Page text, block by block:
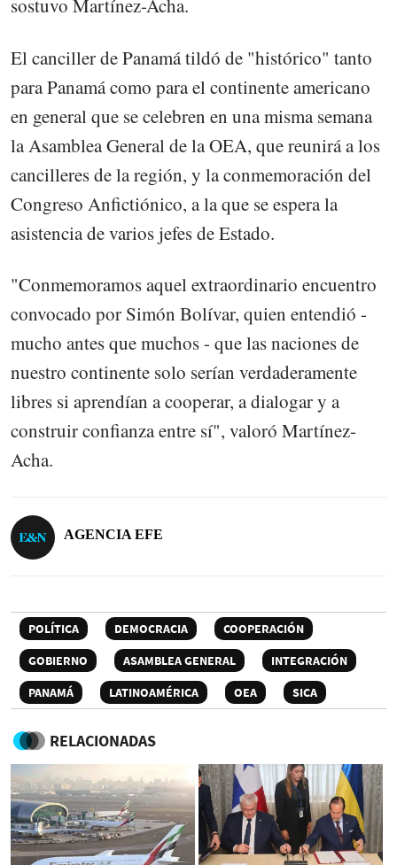
sostuvo Martínez-Acha.
El canciller de Panamá tildó de "histórico" tanto
para Panamá como para el continente americano
en general que se celebren en una misma semana
la Asamblea General de la OEA, que reunirá a los
cancilleres de la región, y la conmemoración del
Congreso Anfictiónico, a la que se espera la
asistencia de varios jefes de Estado.
"Conmemoramos aquel extraordinario encuentro
convocado por Simón Bolívar, quien entendió -
mucho antes que muchos - que las naciones de
nuestro continente solo serían verdaderamente
libres si aprendían a cooperar, a dialogar y a
construir confianza entre sí", valoró Martínez-
Acha.
AGENCIA EFE
POLÍTICA DEMOCRACIA
COOPERACIÓN
GOBIERNO
ASAMBLEA GENERAL
INTEGRACIÓN
PANAMÁ
LATINOAMÉRICA OEA SICA
RELACIONADAS